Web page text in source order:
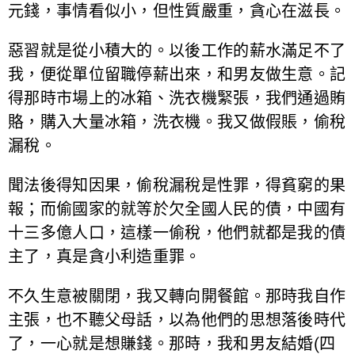
元錢，事情看似小，但性質嚴重，貪心在滋長。
惡習就是從小積大的。以後工作的薪水滿足不了
我，便從單位留職停薪出來，和男友做生意。記
得那時市場上的冰箱、洗衣機緊張，我們通過賄
賂，購入大量冰箱，洗衣機。我又做假賬，偷稅
漏稅。
聞法後得知因果，偷稅漏稅是性罪，得貧窮的果
報；而偷國家的就等於欠全國人民的債，中國有
十三多億人口，這樣一偷稅，他們就都是我的債
主了，真是貪小利造重罪。
不久生意被關閉，我又轉向開餐館。那時我自作
主張，也不聽父母話，以為他們的思想落後時代
了，一心就是想賺錢。那時，我和男友結婚(四